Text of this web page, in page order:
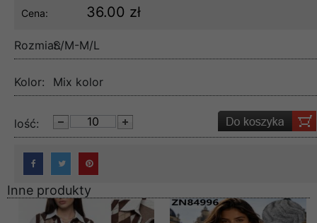
Cena: 36.00 zł
Rozmiar:S/M-M/L
Kolor: Mix kolor
lość:
Inne produkty